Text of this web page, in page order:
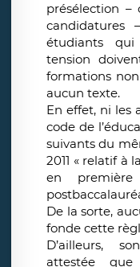
présélection –
candidatures
étudiants
tension
formations
aucun texte.
En effet, ni les
code de
suivants du
2011 « relatif à
en première
De la sorte,
fonde cette
D’ailleurs,
attestée